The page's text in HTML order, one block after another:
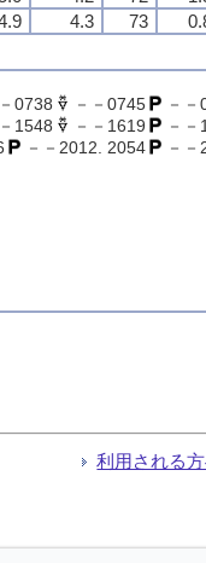
4.3 73
0738 －－0745
－
1548 －－1619
－
－－2012. 2054 －
利用される